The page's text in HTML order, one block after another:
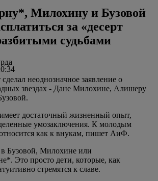
Милохину и Бузовой
за «десерт
судьбами
неоднозначное заявление о
звездах - Дане Милохине, Алишеру
достаточный жизненный опыт,
умозаключения. К молодым
как к внукам, пишет АиФ.
Бузовой, Милохине или
Это просто дети, которые, как
стремятся к славе.